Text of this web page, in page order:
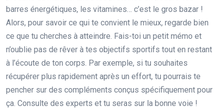
barres énergétiques, les vitamines… c’est le gros bazar !
Alors, pour savoir ce qui te convient le mieux, regarde bien
ce que tu cherches à atteindre. Fais-toi un petit mémo et
n’oublie pas de rêver à tes objectifs sportifs tout en restant
à l’écoute de ton corps. Par exemple, si tu souhaites
récupérer plus rapidement après un effort, tu pourrais te
pencher sur des compléments conçus spécifiquement pour
ça. Consulte des experts et tu seras sur la bonne voie !